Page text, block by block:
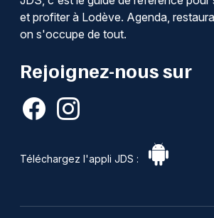
et profiter à Lodève. Agenda,
on s'occupe de tout.
Rejoignez-nous sur
Téléchargez l'appli JDS :